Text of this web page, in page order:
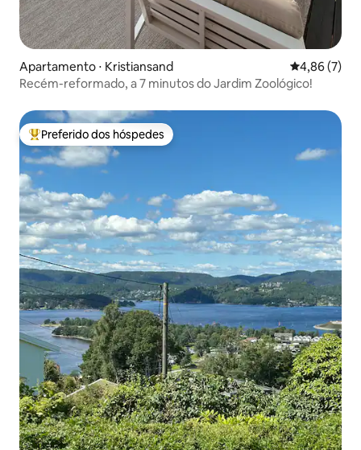
Apartamento ⋅ Kristiansand 4,86 de uma
4,86 (7)
Recém-reformado, a 7 minutos do Jardim Zoológico!
Entre os melhores preferidos dos hóspedes
Preferido dos hóspedes